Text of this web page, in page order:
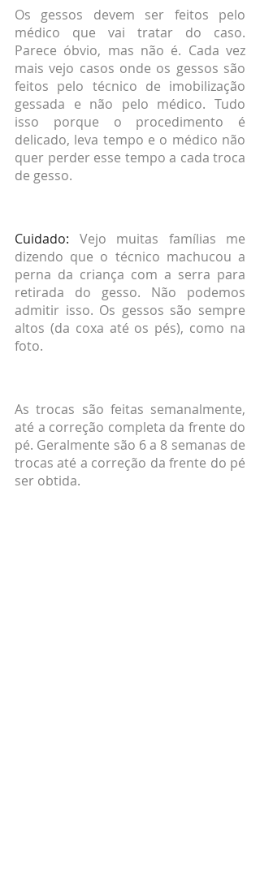
Os gessos devem ser feitos pelo
médico que vai tratar do caso.
Parece óbvio, mas não é. Cada vez
mais vejo casos onde os gessos são
feitos pelo técnico de imobilização
gessada e não pelo médico. Tudo
isso porque o procedimento é
delicado, leva tempo e o médico não
quer perder esse tempo a cada troca
de gesso.
Cuidado: Vejo muitas famílias me
dizendo que o técnico machucou a
perna da criança com a serra para
retirada do gesso. Não podemos
admitir isso. Os gessos são sempre
altos (da coxa até os pés), como na
foto.
As trocas são feitas semanalmente,
até a correção completa da frente do
pé. Geralmente são 6 a 8 semanas de
trocas até a correção da frente do pé
ser obtida.